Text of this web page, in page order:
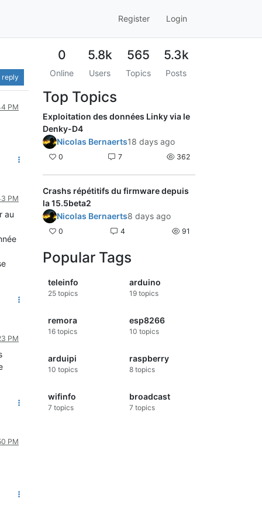
Register Login
reply
PM
PM
au
PM
PM
0
Online
5.8k
Users
565
Topics
5.3k
Posts
Top Topics
Exploitation des données Linky via le
Denky-D4
Nicolas Bernaerts18 days ago
0 7 362
Crashs répétitifs du firmware depuis
la 15.5beta2
Nicolas Bernaerts8 days ago
0 4 91
Popular Tags
teleinfo
25 topics
arduino
19topics
remora
16 topics
esp8266
10 topics
arduipi
10 topics
raspberry
8topics
wifinfo
7 topics
broadcast
7 topics